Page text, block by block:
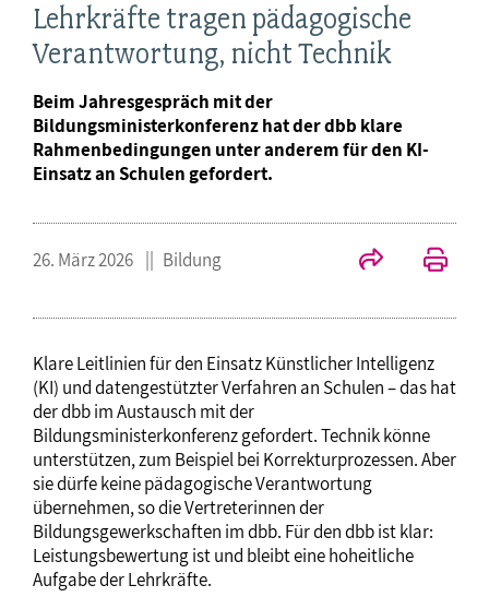
Lehrkräfte tragen pädagogische
Verantwortung, nicht Technik
Beim Jahresgespräch mit der
Bildungsministerkonferenz hat der dbb klare
Rahmenbedingungen unter anderem für den KI-
Einsatz an Schulen gefordert.
26. März 2026 Bildung
Klare Leitlinien für den Einsatz Künstlicher Intelligenz
(KI) und datengestützter Verfahren an Schulen – das hat
der dbb im Austausch mit der
Bildungsministerkonferenz gefordert. Technik könne
unterstützen, zum Beispiel bei Korrekturprozessen. Aber
sie dürfe keine pädagogische Verantwortung
übernehmen, so die Vertreterinnen der
Bildungsgewerkschaften im dbb. Für den dbb ist klar:
Leistungsbewertung ist und bleibt eine hoheitliche
Aufgabe der Lehrkräfte.